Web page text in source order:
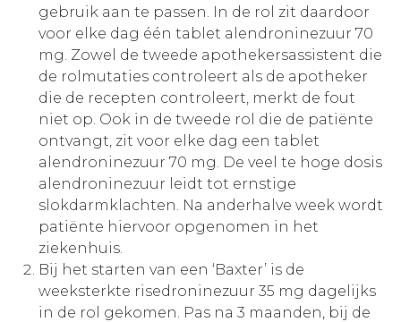
gebruik aan te passen. In de rol zit daardoor
voor elke dag één tablet alendroninezuur 70
mg. Zowel de tweede apothekersassistent die
de rolmutaties controleert als de apotheker
die de recepten controleert, merkt de fout
niet op. Ook in de tweede rol die de patiënte
ontvangt, zit voor elke dag een tablet
alendroninezuur 70 mg. De veel te hoge dosis
alendroninezuur leidt tot ernstige
slokdarmklachten. Na anderhalve week wordt
patiënte hiervoor opgenomen in het
ziekenhuis.
Bij het starten van een ‘Baxter’ is de
weeksterkte risedroninezuur 35 mg dagelijks
in de rol gekomen. Pas na 3 maanden, bij de